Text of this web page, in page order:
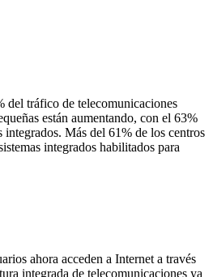
del tráfico de telecomunicaciones
están aumentando, con el 63%
integrados. Más del 61% de los centros
integrados habilitados para
ahora acceden a Internet a través
integrada de telecomunicaciones ya